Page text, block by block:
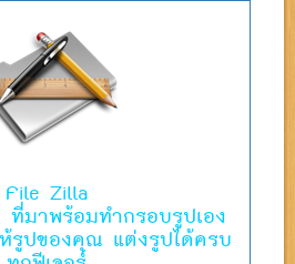
File Zilla
มาพร้อมทำกรอบรูปเอง
รูปของคุณ แต่งรูปได้ครบ